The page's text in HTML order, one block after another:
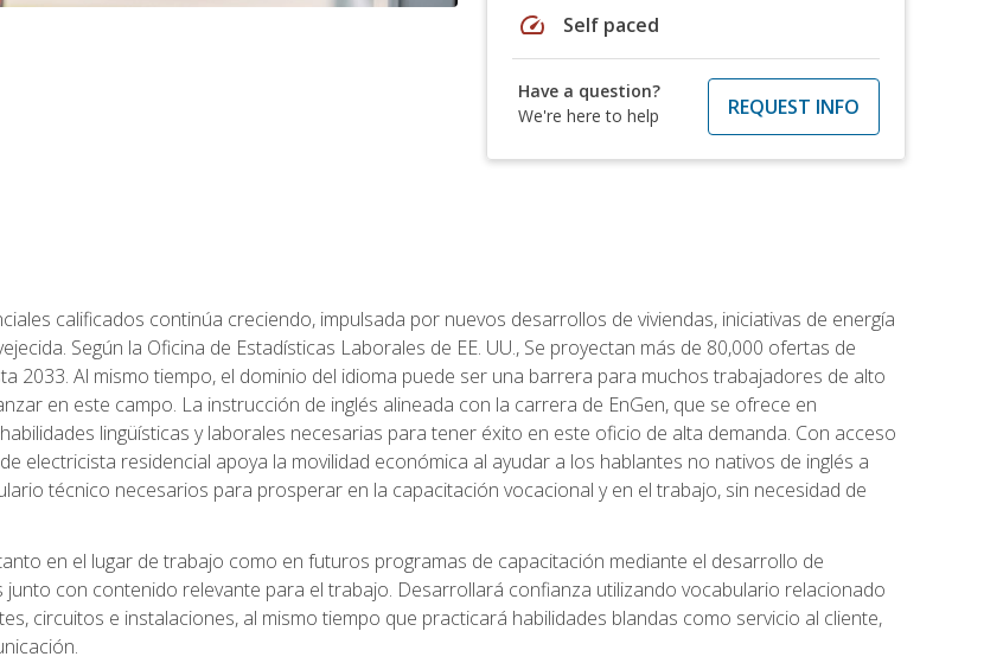
speed Self paced
Have a question?
We're here to help
REQUEST INFO
calificados continúa creciendo, impulsada por nuevos desarrollos de viviendas, iniciativas de energía
Según la Oficina de Estadísticas Laborales de EE. UU., Se proyectan más de 80,000 ofertas de
2033. Al mismo tiempo, el dominio del idioma puede ser una barrera para muchos trabajadores de alto
en este campo. La instrucción de inglés alineada con la carrera de EnGen, que se ofrece en
lingüísticas y laborales necesarias para tener éxito en este oficio de alta demanda. Con acceso
electricista residencial apoya la movilidad económica al ayudar a los hablantes no nativos de inglés a
técnico necesarios para prosperar en la capacitación vocacional y en el trabajo, sin necesidad de
en el lugar de trabajo como en futuros programas de capacitación mediante el desarrollo de
junto con contenido relevante para el trabajo. Desarrollará confianza utilizando vocabulario relacionado
circuitos e instalaciones, al mismo tiempo que practicará habilidades blandas como servicio al cliente,